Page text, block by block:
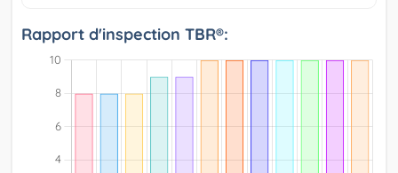
Rapport d'inspection TBR®: